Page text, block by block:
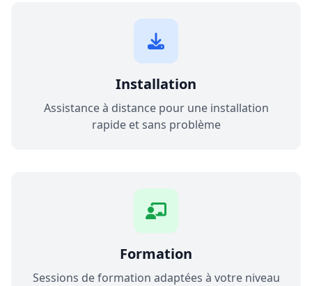
Installation
Assistance à distance pour une installation
rapide et sans problème
Formation
Sessions de formation adaptées à votre niveau